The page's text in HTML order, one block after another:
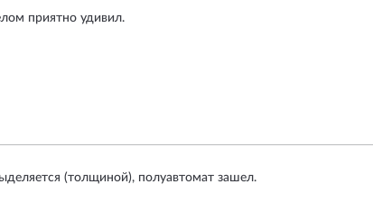
приятно удивил.
(толщиной), полуавтомат зашел.